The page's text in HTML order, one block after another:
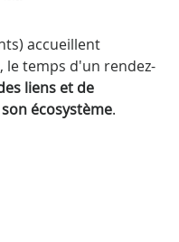
accueillent
le temps d'un rendez-
liens et de
écosystème.